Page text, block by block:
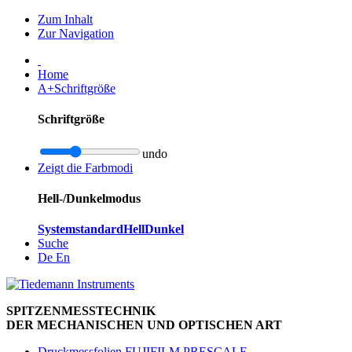
Zum Inhalt
Zur Navigation
Home
A+Schriftgröße
Schriftgröße
undo
Zeigt die Farbmodi
Hell-/Dunkelmodus
SystemstandardHellDunkel
Suche
De En
SPITZENMESSTECHNIK
DER MECHANISCHEN UND OPTISCHEN ART